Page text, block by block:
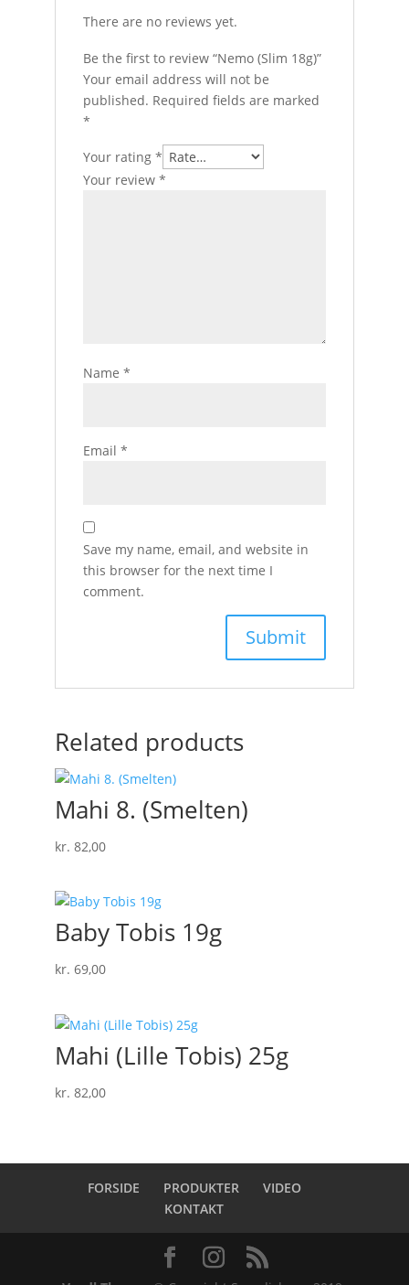
There are no reviews yet.
Be the first to review “Nemo (Slim 18g)”
Your email address will not be
published. Required fields are marked
*
Your rating *
Your review *
Name *
Email *
Save my name, email, and website in
this browser for the next time I
comment.
Related products
Mahi 8. (Smelten)
kr. 82,00
Baby Tobis 19g
kr. 69,00
Mahi (Lille Tobis) 25g
kr. 82,00
FORSIDE PRODUKTER
VIDEO
KONTAKT